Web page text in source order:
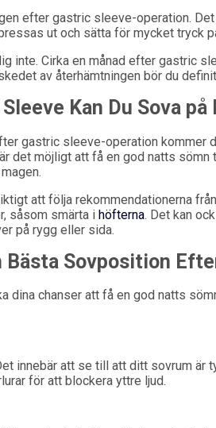
efter gastric sleeve-operation.
ut och sätta för mycket tryck
inte. Cirka en månad efter gastric
av återhämtningen bör du
Kan Du Sova på
gastric sleeve-operation kommer
det möjligt att få en god natts sömn
att följa rekommendationerna
såsom smärta ihöfterna. Det kan
på rygg eller sida.
Bästa Sovposition
dina chanser att få en god natts
innebär att se till att ditt sovrum är
för att blockera yttre ljud.